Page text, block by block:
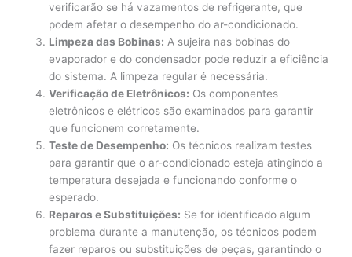
verificarão se há vazamentos de refrigerante, que
podem afetar o desempenho do ar-condicionado.
Limpeza das Bobinas: A sujeira nas bobinas do
evaporador e do condensador pode reduzir a eficiência
do sistema. A limpeza regular é necessária.
Verificação de Eletrônicos: Os componentes
eletrônicos e elétricos são examinados para garantir
que funcionem corretamente.
Teste de Desempenho: Os técnicos realizam testes
para garantir que o ar-condicionado esteja atingindo a
temperatura desejada e funcionando conforme o
esperado.
Reparos e Substituições: Se for identificado algum
problema durante a manutenção, os técnicos podem
fazer reparos ou substituições de peças, garantindo o